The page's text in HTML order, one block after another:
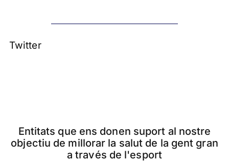
Twitter
Entitats que ens donen suport al nostre
objectiu de millorar la salut de la gent gran
a través de l'esport